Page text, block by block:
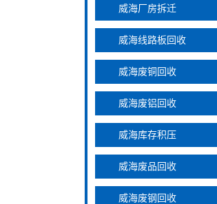
威海厂房拆迁
威海线路板回收
威海废铜回收
威海废铝回收
威海库存积压
威海废品回收
威海废钢回收